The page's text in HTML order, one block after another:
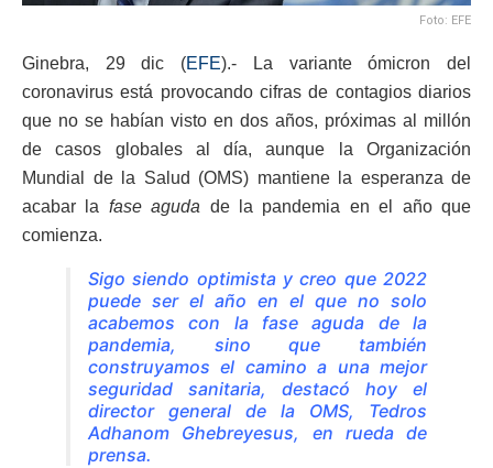
Foto: EFE
Ginebra, 29 dic (EFE).- La variante ómicron del
coronavirus está provocando cifras de contagios diarios
que no se habían visto en dos años, próximas al millón
de casos globales al día, aunque la Organización
Mundial de la Salud (OMS) mantiene la esperanza de
acabar la fase aguda de la pandemia en el año que
comienza.
Sigo siendo optimista y creo que 2022
puede ser el año en el que no solo
acabemos con la fase aguda de la
pandemia, sino que también
construyamos el camino a una mejor
seguridad sanitaria, destacó hoy el
director general de la OMS, Tedros
Adhanom Ghebreyesus, en rueda de
prensa.